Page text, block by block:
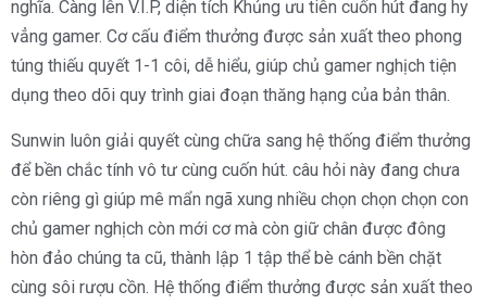
nghĩa. Càng lên V.I.P, diện tích Khủng ưu tiên cuốn hút đang hy
vẳng gamer. Cơ cấu điểm thưởng được sản xuất theo phong
túng thiếu quyết 1-1 côi, dễ hiểu, giúp chủ gamer nghịch tiện
dụng theo dõi quy trình giai đoạn thăng hạng của bản thân.
Sunwin luôn giải quyết cùng chữa sang hệ thống điểm thưởng
để bền chắc tính vô tư cùng cuốn hút. câu hỏi này đang chưa
còn riêng gì giúp mê mẩn ngã xung nhiều chọn chọn chọn con
chủ gamer nghịch còn mới cơ mà còn giữ chân được đông
hòn đảo chúng ta cũ, thành lập 1 tập thể bè cánh bền chặt
cùng sôi rượu cồn. Hệ thống điểm thưởng được sản xuất theo